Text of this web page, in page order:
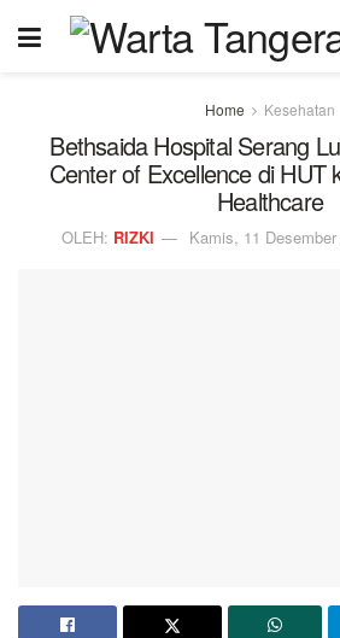
Home Kesehatan
Bethsaida Hospital Serang
Center of Excellence di HUT
Healthcare
OLEH: RIZKI Kamis, 11